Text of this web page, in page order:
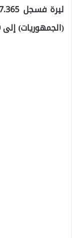
(الجمهوريات) إلى 30.010 ليرة.